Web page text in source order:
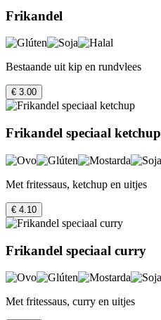
Frikandel
Bestaande uit kip en rundvlees
€ 3.00
Frikandel speciaal ketchup
Met fritessaus, ketchup en uitjes
€ 4.10
Frikandel speciaal curry
Met fritessaus, curry en uitjes